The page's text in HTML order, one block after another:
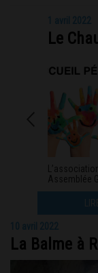
Le
Assemblée
La Balme à